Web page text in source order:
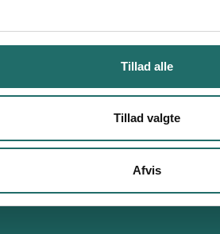
Tillad alle
Tillad valgte
Afvis
Africa